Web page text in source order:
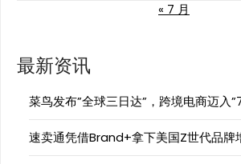
« 7 月
最新资讯
菜鸟发布”全球三日达”，跨境电商迈入
速卖通凭借Brand+拿下美国Z世代品牌